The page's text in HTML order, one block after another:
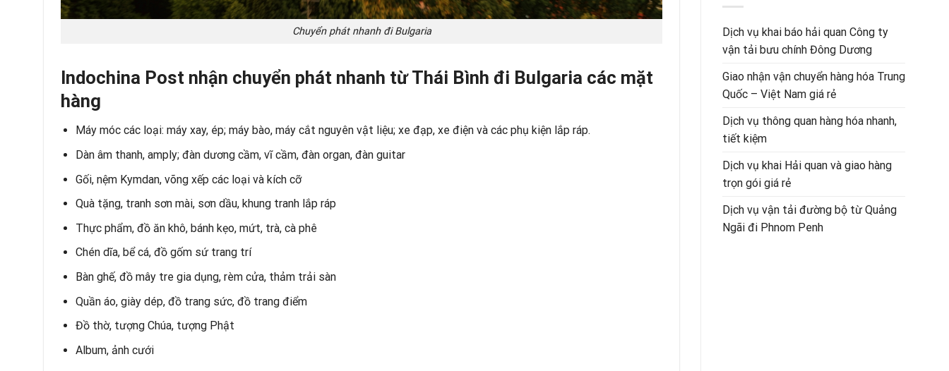
Chuyển phát nhanh đi Bulgaria
Indochina Post nhận chuyển phát nhanh từ Thái Bình đi Bulgaria các mặt
hàng
Máy móc các loại: máy xay, ép; máy bào, máy cắt nguyên vật liệu; xe đạp, xe điện và các phụ kiện lắp ráp.
Dàn âm thanh, amply; đàn dương cầm, vĩ cầm, đàn organ, đàn guitar
Gối, nệm Kymdan, võng xếp các loại và kích cỡ
Quà tặng, tranh sơn mài, sơn dầu, khung tranh lắp ráp
Thực phẩm, đồ ăn khô, bánh kẹo, mứt, trà, cà phê
Chén dĩa, bể cá, đồ gốm sứ trang trí
Bàn ghế, đồ mây tre gia dụng, rèm cửa, thảm trải sàn
Quần áo, giày dép, đồ trang sức, đồ trang điểm
Đồ thờ, tượng Chúa, tượng Phật
Album, ảnh cưới
Dịch vụ khai báo hải quan Công ty
vận tải bưu chính Đông Dương
Giao nhận vận chuyển hàng hóa Trung
Quốc – Việt Nam giá rẻ
Dịch vụ thông quan hàng hóa nhanh,
tiết kiệm
Dịch vụ khai Hải quan và giao hàng
trọn gói giá rẻ
Dịch vụ vận tải đường bộ từ Quảng
Ngãi đi Phnom Penh